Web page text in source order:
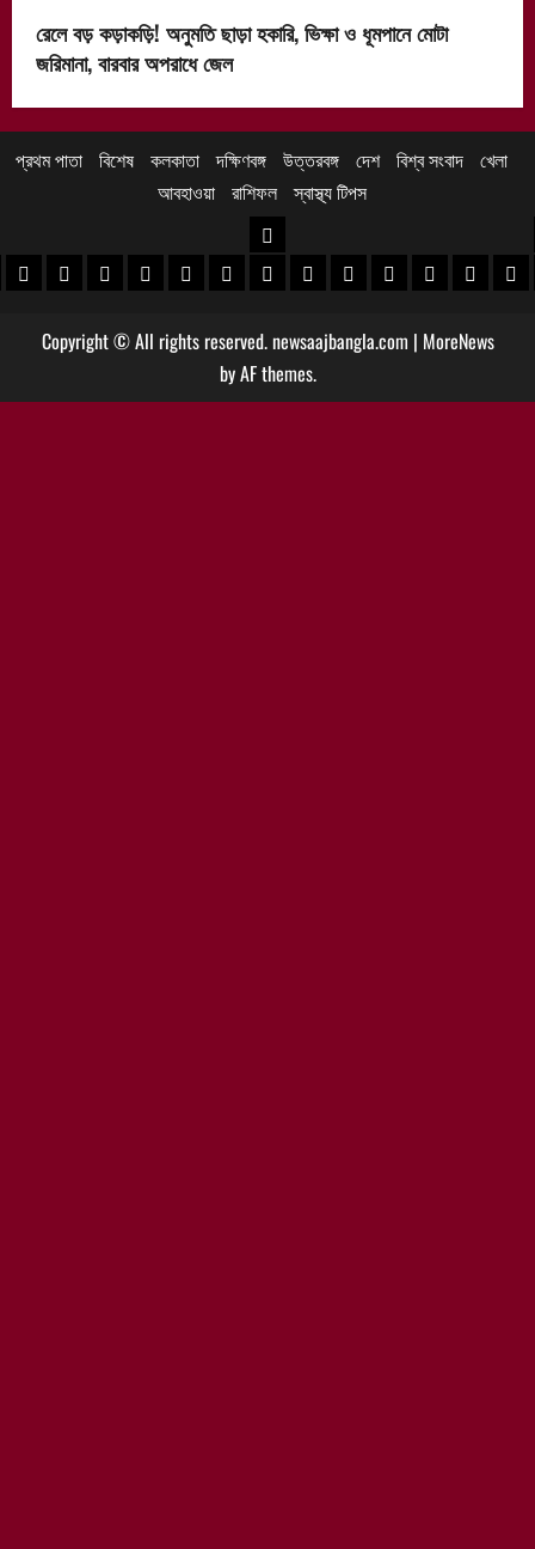
রেলে বড় কড়াকড়ি! অনুমতি ছাড়া হকারি, ভিক্ষা ও ধূমপানে মোটা
জরিমানা, বারবার অপরাধে জেল
প্রথম পাতা বিশেষ কলকাতা দক্ষিণবঙ্গ উত্তরবঙ্গ দেশ বিশ্ব সংবাদ খেলা
আবহাওয়া
রাশিফল স্বাস্থ্য টিপস
খবর
খবর
পুরুলিয়া খবর
বাঁকুড়া খবরপশ্চিম বর্ধমান খবর
পূর্ব বর্ধমান খবর
বীরভূম খবরমুর্শিদাবাদ খবর
উত্তরবঙ্গ
কোচবিহার নিউজ
আলিপুরদুয়ার খবর
জলপাইগুড়ি খবর
শিলিগুড়ি খবর
উত্তরদক্ষিণ
Copyright © All rights reserved. newsaajbangla.com | MoreNews
by AF themes.